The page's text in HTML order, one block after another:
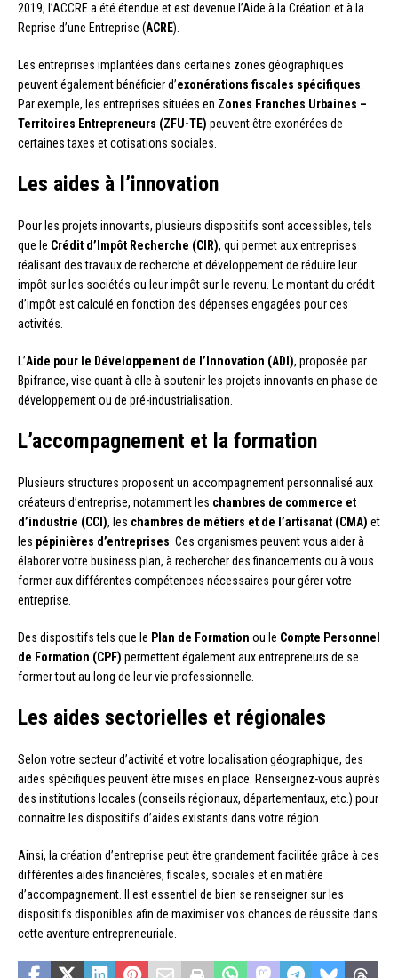
2019, l’ACCRE a été étendue et est devenue l’Aide à la Création et à la
Reprise d’une Entreprise (ACRE).
Les entreprises implantées dans certaines zones géographiques
peuvent également bénéficier d’exonérations fiscales spécifiques.
Par exemple, les entreprises situées en Zones Franches Urbaines –
Territoires Entrepreneurs (ZFU-TE) peuvent être exonérées de
certaines taxes et cotisations sociales.
Les aides à l’innovation
Pour les projets innovants, plusieurs dispositifs sont accessibles, tels
que le Crédit d’Impôt Recherche (CIR), qui permet aux entreprises
réalisant des travaux de recherche et développement de réduire leur
impôt sur les sociétés ou leur impôt sur le revenu. Le montant du crédit
d’impôt est calculé en fonction des dépenses engagées pour ces
activités.
L’Aide pour le Développement de l’Innovation (ADI), proposée par
Bpifrance, vise quant à elle à soutenir les projets innovants en phase de
développement ou de pré-industrialisation.
L’accompagnement et la formation
Plusieurs structures proposent un accompagnement personnalisé aux
créateurs d’entreprise, notamment les chambres de commerce et
d’industrie (CCI), les chambres de métiers et de l’artisanat (CMA) et
les pépinières d’entreprises. Ces organismes peuvent vous aider à
élaborer votre business plan, à rechercher des financements ou à vous
former aux différentes compétences nécessaires pour gérer votre
entreprise.
Des dispositifs tels que le Plan de Formation ou le Compte Personnel
de Formation (CPF) permettent également aux entrepreneurs de se
former tout au long de leur vie professionnelle.
Les aides sectorielles et régionales
Selon votre secteur d’activité et votre localisation géographique, des
aides spécifiques peuvent être mises en place. Renseignez-vous auprès
des institutions locales (conseils régionaux, départementaux, etc.) pour
connaître les dispositifs d’aides existants dans votre région.
Ainsi, la création d’entreprise peut être grandement facilitée grâce à ces
différentes aides financières, fiscales, sociales et en matière
d’accompagnement. Il est essentiel de bien se renseigner sur les
dispositifs disponibles afin de maximiser vos chances de réussite dans
cette aventure entrepreneuriale.